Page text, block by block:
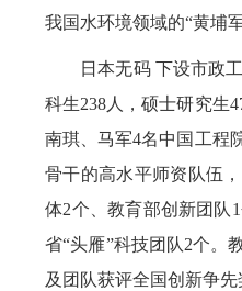
我国水环境领域的“黄埔军
日本无码 下设市政
科生238人，硕士研究生
南琪、马军4名中国工程
骨干的高水平师资队伍
体2个、教育部创新团队
省“头雁”科技团队2个。
及团队获评全国创新争